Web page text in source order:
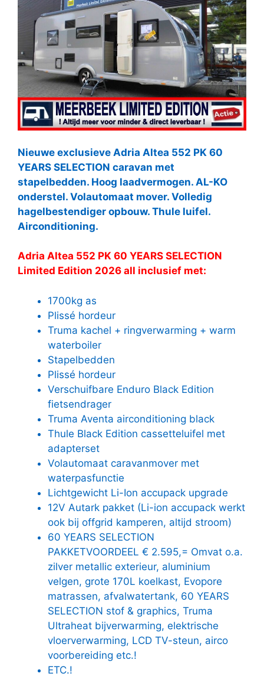
Nieuwe exclusieve Adria Altea 552 PK 60
YEARS SELECTION caravan met
stapelbedden. Hoog laadvermogen. AL-KO
onderstel. Volautomaat mover. Volledig
hagelbestendiger opbouw. Thule luifel.
Airconditioning.
Adria Altea 552 PK 60 YEARS SELECTION
Limited Edition 2026 all inclusief met:
1700kg as
Plissé hordeur
Truma kachel + ringverwarming + warm
waterboiler
Stapelbedden
Plissé hordeur
Verschuifbare Enduro Black Edition
fietsendrager
Truma Aventa airconditioning black
Thule Black Edition cassetteluifel met
adapterset
Volautomaat caravanmover met
waterpasfunctie
Lichtgewicht Li-Ion accupack upgrade
12V Autark pakket (Li-ion accupack werkt
ook bij offgrid kamperen, altijd stroom)
60 YEARS SELECTION
PAKKETVOORDEEL € 2.595,= Omvat o.a.
zilver metallic exterieur, aluminium
velgen, grote 170L koelkast, Evopore
matrassen, afvalwatertank, 60 YEARS
SELECTION stof & graphics, Truma
Ultraheat bijverwarming, elektrische
vloerverwarming, LCD TV-steun, airco
voorbereiding etc.!
ETC.!